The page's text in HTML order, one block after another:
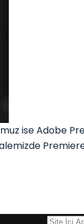
ise Adobe